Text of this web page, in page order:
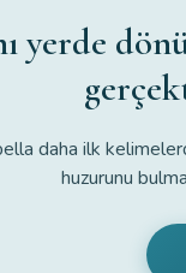
yerde
daha ilk
huzurunu